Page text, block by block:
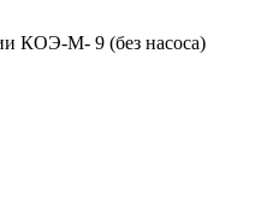
КОЭ-М- 9 (без насоса)